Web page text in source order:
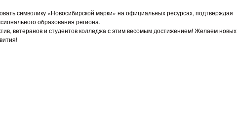
символику «Новосибирской марки» на официальных ресурсах, подтверждая
образования региона.
ветеранов и студентов колледжа с этим весомым достижением! Желаем новых